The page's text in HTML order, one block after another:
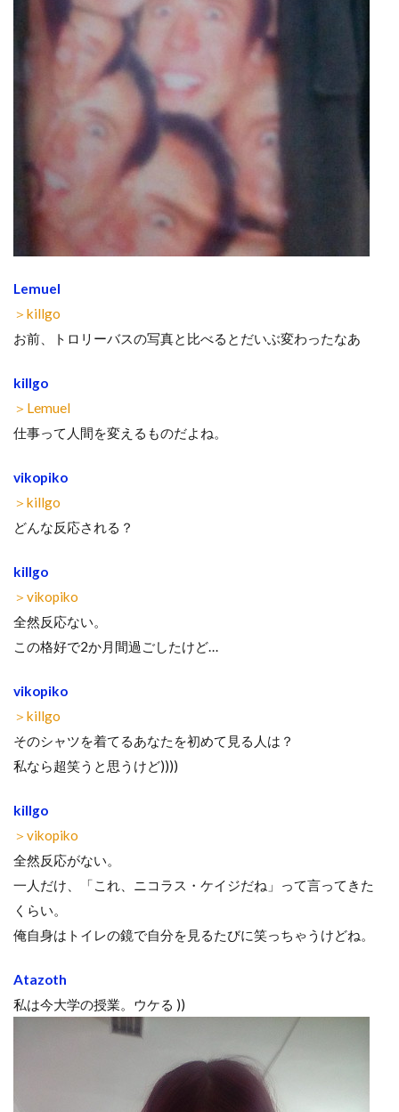
Lemuel
＞killgo
お前、トロリーバスの写真と比べるとだいぶ変わったなあ
killgo
＞Lemuel
仕事って人間を変えるものだよね。
vikopiko
＞killgo
どんな反応される？
killgo
＞vikopiko
全然反応ない。
この格好で2か月間過ごしたけど…
vikopiko
＞killgo
そのシャツを着てるあなたを初めて見る人は？
私なら超笑うと思うけど))))
killgo
＞vikopiko
全然反応がない。
一人だけ、「これ、ニコラス・ケイジだね」って言ってきた
くらい。
俺自身はトイレの鏡で自分を見るたびに笑っちゃうけどね。
Atazoth
私は今大学の授業。ウケる ))